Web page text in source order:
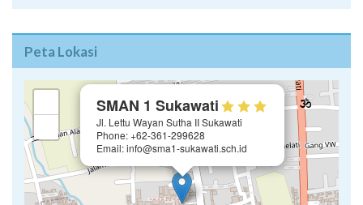
Peta Lokasi
SMAN 1 Sukawati
Jl. Lettu Wayan Sutha II Sukawati
Phone: +62-361-299628
Email: info@sma1-sukawati.sch.id